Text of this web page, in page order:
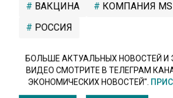
ВАКЦИНА
КОМПАНИЯ
РОССИЯ
БОЛЬШЕ АКТУАЛЬНЫХ НОВОСТЕЙ И
ВИДЕО СМОТРИТЕ В ТЕЛЕГРАМ
ЭКОНОМИЧЕСКИХ НОВОСТЕЙ".